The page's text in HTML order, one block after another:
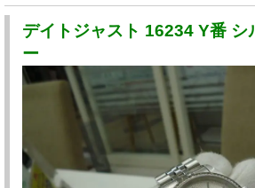
デイトジャスト 16234 Y番 シ
ー